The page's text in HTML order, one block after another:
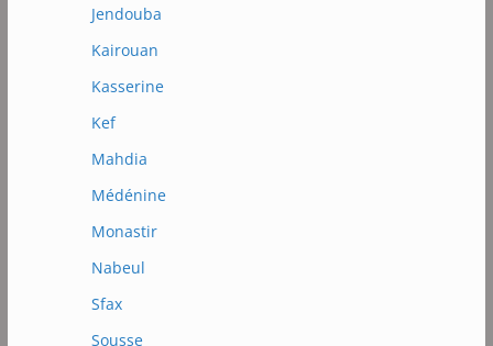
Jendouba
Kairouan
Kasserine
Kef
Mahdia
Médénine
Monastir
Nabeul
Sfax
Sousse